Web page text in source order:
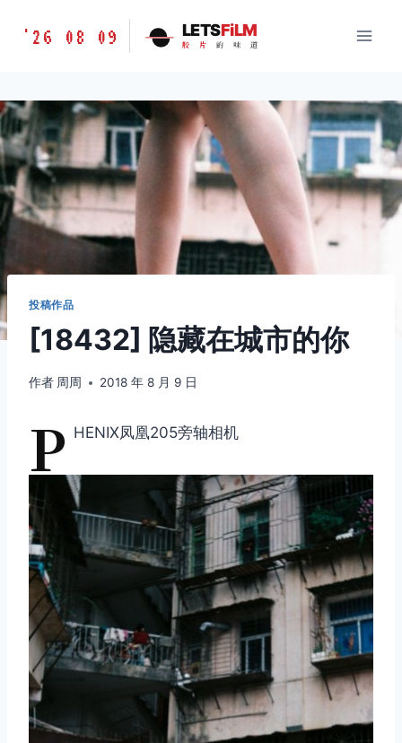
胶
味
道
LETSFILM
'26 08 09 LETSFiLM
胶 片 的 味 道
投稿作品
[18432] 隐藏在城市的你
作者 周周 2018 年 8 月 9 日
P HENIX凤凰205旁轴相机